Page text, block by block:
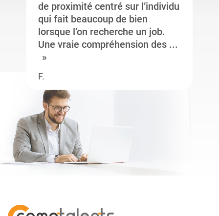
de proximité centré sur l’individu
qui fait beaucoup de bien
lorsque l’on recherche un job.
Une vraie compréhension des ...
F.